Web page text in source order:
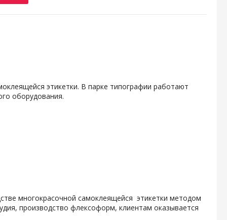
этикетки. В парке типографии работают
оборудования.
многокрасочной самоклеящейся этикетки методом
производство флексоформ, клиентам оказывается